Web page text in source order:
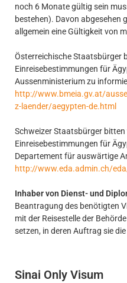
noch 6 Monate gültig sein
bestehen). Davon abgesehen
allgemein eine Gültigkeit von
Österreichische Staatsbürger
Einreisebestimmungen für
Aussenministerium zu
http://www.bmeia.gv.at/
z-laender/aegypten-de.html
Schweizer Staatsbürger bitten
Einreisebestimmungen für
Departement für auswärtige
http://www.eda.admin.ch/
Inhaber von Dienst- und
Beantragung des benötigten
mit der Reisestelle der
setzen, in deren Auftrag sie
Sinai Only Visum